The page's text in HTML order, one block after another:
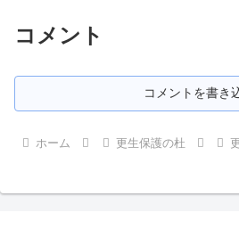
コメント
コメントを書き
ホーム 更生保護の杜